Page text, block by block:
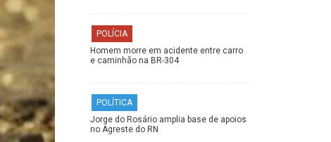
POLÍCIA
Homem morre em acidente entre carro
e caminhão na BR-304
POLÍTICA
Jorge do Rosário amplia base de apoios
no Agreste do RN